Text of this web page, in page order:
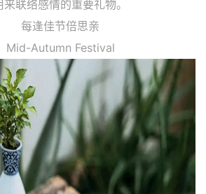
来联络感情的重要礼物。
每逢佳节倍思亲
Autumn Festival